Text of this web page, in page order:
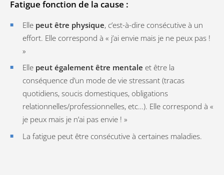
Fatigue fonction de la cause :
Elle peut être physique, c’est-à-dire consécutive à un
effort. Elle correspond à « j’ai envie mais je ne peux pas !
»
Elle peut également être mentale et être la
conséquence d’un mode de vie stressant (tracas
quotidiens, soucis domestiques, obligations
relationnelles/professionnelles, etc…). Elle correspond à «
je peux mais je n’ai pas envie ! »
La fatigue peut être consécutive à certaines maladies.